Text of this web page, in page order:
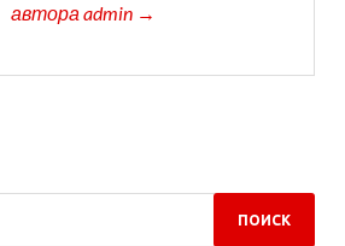
автора admin →